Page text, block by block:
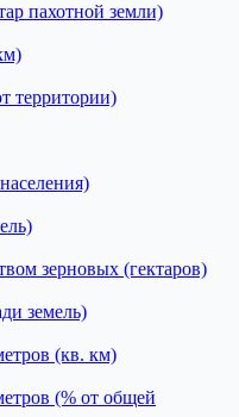
пахотной земли)
территории)
зерновых (гектаров)
земель)
(кв. км)
(% от общей